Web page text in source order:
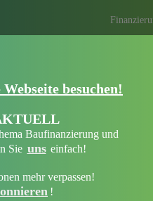
mit Baufi
oder Ihre Wohnung
besuchen!
Baufinanzierung und
Sie uns einfach!
mehr verpassen!
!